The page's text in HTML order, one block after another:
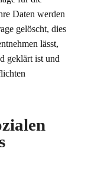
Daten werden
gelöscht, dies
lässt,
geklärt ist und